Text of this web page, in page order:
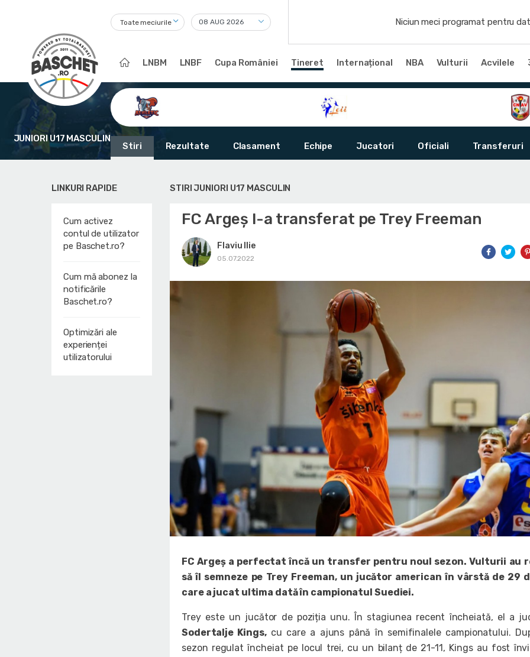
Toate meciurile Niciun meci programat pentru
LNBM LNBF Cupa României Tineret Internațional NBA Vulturii Acvilele
JUNIORI U17 MASCULIN
Stiri Rezultate Clasament Echipe Jucatori Oficiali Transferuri
LINKURI RAPIDE
Cum activez
contul de utilizator
pe Baschet.ro?
Cum mă abonez la
notificările
Baschet.ro?
Optimizări ale
experienței
utilizatorului
STIRI JUNIORI U17 MASCULIN
FC Argeș l-a transferat pe Trey Freeman
Flaviu Ilie
05.07.2022
FC Argeș a perfectat încă un transfer pentru noul sezon. Vulturii au
să îl semneze pe Trey Freeman, un jucător american în vârstă de 29
care a jucat ultima dată în campionatul Suediei.
Trey este un jucător de poziția unu. În stagiunea recent încheiată, el a
Sodertalje Kings,cu care a ajuns până în semifinalele campionatului.
sezon regulat încheiat pe locul trei, cu un bilanț de 21-11, Kings au fost